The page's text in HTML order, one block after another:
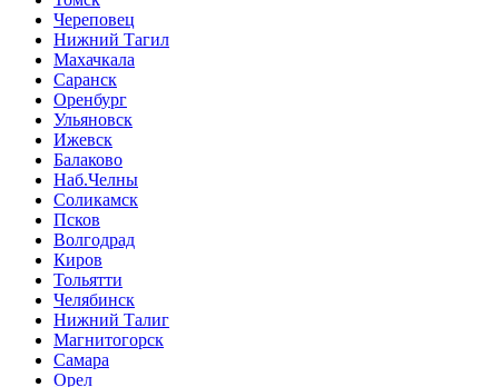
Череповец
Нижний Тагил
Махачкала
Саранск
Оренбург
Ульяновск
Ижевск
Балаково
Наб.Челны
Соликамск
Псков
Волгодрад
Киров
Тольятти
Челябинск
Нижний Талиг
Магнитогорск
Самара
Орел